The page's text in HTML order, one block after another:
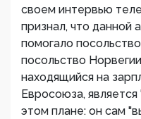
своем интервью
признал, что данной
помогало
посольство
находящийся на
Евросоюза,
этом плане: он сам